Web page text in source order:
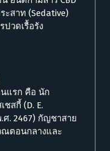
ะสาท (Sedative)
วดเรื้อรัง
แรก คือ นัก
สกี้ (D. E.
.ศ. 2467) กัญชาสาย
ณตอนกลางและ